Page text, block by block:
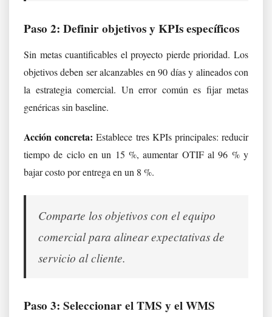
Paso 2: Definir objetivos y KPIs específicos
Sin metas cuantificables el proyecto pierde prioridad. Los
objetivos deben ser alcanzables en 90 días y alineados con
la estrategia comercial. Un error común es fijar metas
genéricas sin baseline.
Acción concreta: Establece tres KPIs principales: reducir
tiempo de ciclo en un 15 %, aumentar OTIF al 96 % y
bajar costo por entrega en un 8 %.
Comparte los objetivos con el equipo
comercial para alinear expectativas de
servicio al cliente.
Paso 3: Seleccionar el TMS y el WMS